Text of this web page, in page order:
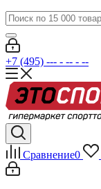
+7 (495) --- - -- - --
Сравнение0